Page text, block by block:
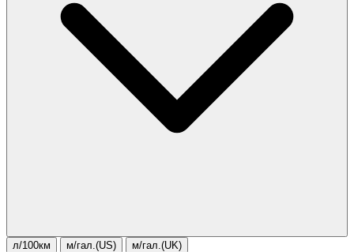
л/100км м/гал.(US) м/гал.(UK)